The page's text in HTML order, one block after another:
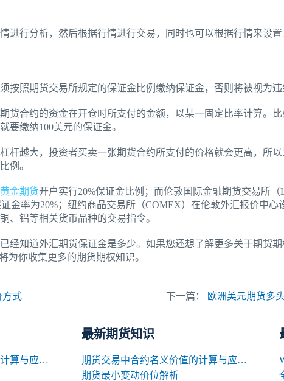
进行分析，然后根据行情进行交易，同时也可以根据行情来设置
按照期货交易所规定的保证金比例缴纳保证金，否则将被视为违
货合约的资金在开仓时所支付的金额，以某一固定比率计算。比
要缴纳100美元的保证金。
杆越大，投资者买卖一张期货合约所支付的价格就会更高，所
例。
黄金期货开户实行20%保证金比例；而伦敦国际金融期货交易所
金率为20%；纽约商品交易所（COMEX）在伦敦外汇报价中
、铝等相关货币品种的交易指令。
经知道外汇期货保证金是多少。如果您还想了解更多关于期货
为你收集更多的期货期权知识。
方式 下一篇： 欧洲美元期货多
期货交易中合约名义价值的计算与应用解析
最新期货知识
期货交易中合约名义价值的计算与应用解析
期货最小变动价位解析